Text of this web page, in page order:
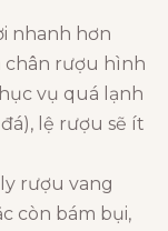
nhanh hơn
chân rượu hình
vụ quá lạnh
lệ rượu sẽ ít
rượu vang
còn bám bụi,